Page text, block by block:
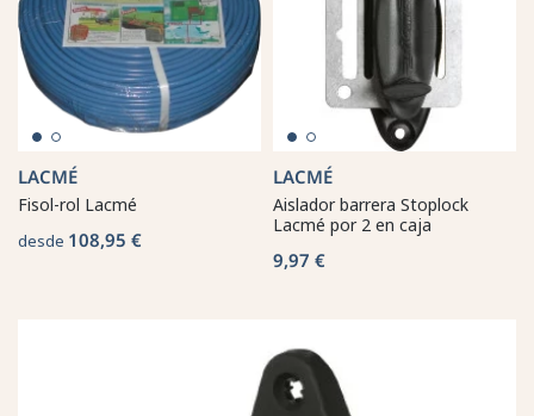
LACMÉ
Fisol-rol Lacmé
desde 108,95 €
LACMÉ
Aislador barrera Stoplock
Lacmé por 2 en caja
9,97 €